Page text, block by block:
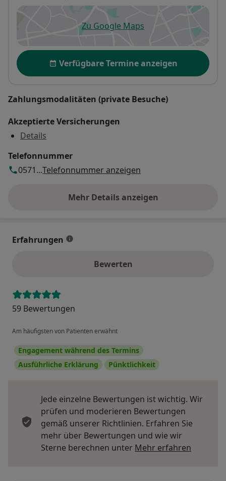
Zu Google Mapsöffnet in einer neuen
Verfügbarkeit
Verfügbare Termine anzeigen
Zahlungsmodalitäten (private Besuche)
Akzeptierte Versicherungen
Details
Telefonnummer
0571...Telefonnummer anzeigen
Mehr Details anzeigen
über die Adresse
Erfahrungen
Bewerten
59 Bewertungen
Am häufigsten von Patienten erwähnt
Engagement während des Termins
Ausführliche Erklärung
Pünktlichkeit
Jede einzelne Bewertungen ist wichtig. Wir
prüfen und moderieren Bewertungen
gemäß unserer Richtlinien. Erfahren Sie
mehr über Bewertungen und wie wir
Sterne berechnen unter Mehr erfahren